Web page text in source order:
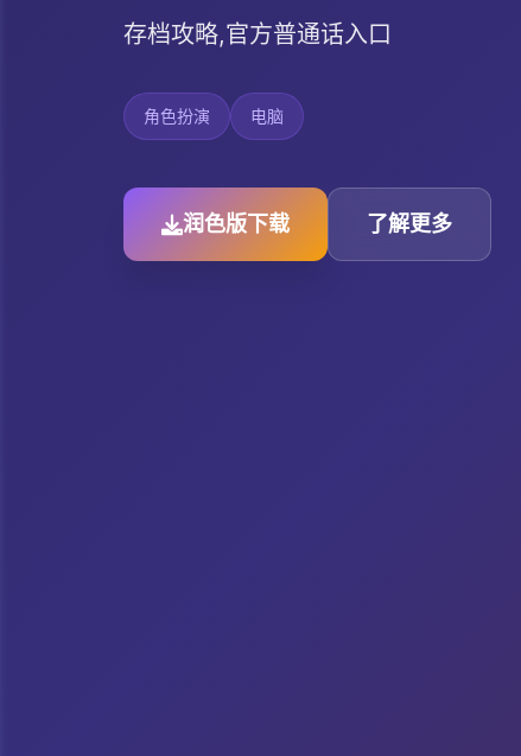
存档攻略,官方普通话入口
角色扮演 电脑
润色版下载 了解更多